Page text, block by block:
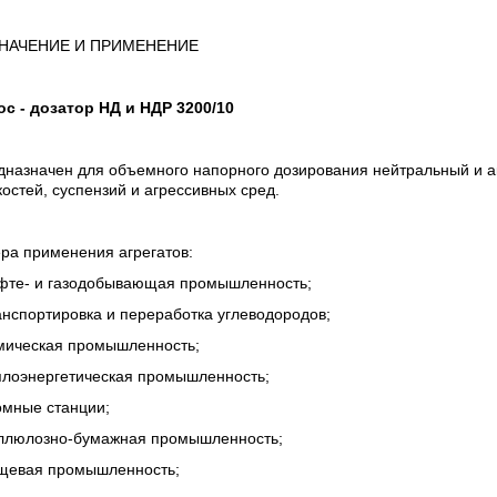
И ПРИМЕНЕНИЕ
- дозатор НД и НДР 3200/10
для объемного напорного дозирования нейтральный и
суспензий и агрессивных сред.
применения агрегатов:
и газодобывающая промышленность;
и переработка углеводородов;
промышленность;
промышленность;
станции;
бумажная промышленность;
промышленность;